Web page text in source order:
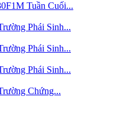
Tuần Cuối...
Phái Sinh...
Phái Sinh...
Phái Sinh...
Chứng...